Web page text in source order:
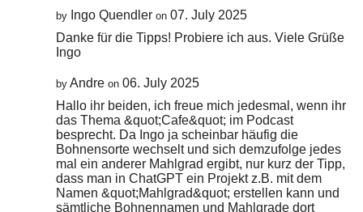
byIngo Quendler on 07. July 2025
Danke für die Tipps! Probiere ich aus. Viele Grüße
Ingo
byAndre on 06. July 2025
Hallo ihr beiden, ich freue mich jedesmal, wenn ihr
das Thema &quot;Cafe&quot; im Podcast
besprecht. Da Ingo ja scheinbar häufig die
Bohnensorte wechselt und sich demzufolge jedes
mal ein anderer Mahlgrad ergibt, nur kurz der Tipp,
dass man in ChatGPT ein Projekt z.B. mit dem
Namen &quot;Mahlgrad&quot; erstellen kann und
sämtliche Bohnennamen und Mahlgrade dort